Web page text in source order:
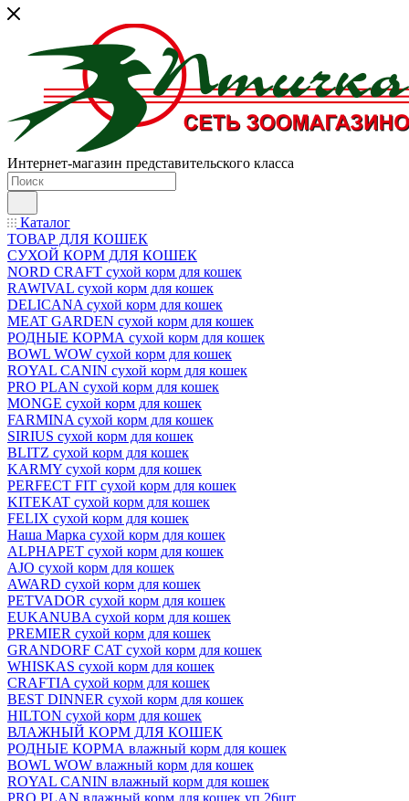
Интернет-магазин представительского класса
Каталог
ТОВАР ДЛЯ КОШЕК
СУХОЙ КОРМ ДЛЯ КОШЕК
NORD CRAFT сухой корм для кошек
RAWIVAL сухой корм для кошек
DELICANA сухой корм для кошек
MEAT GARDEN сухой корм для кошек
РОДНЫЕ КОРМА сухой корм для кошек
BOWL WOW сухой корм для кошек
ROYAL CANIN сухой корм для кошек
PRO PLAN сухой корм для кошек
MONGE сухой корм для кошек
FARMINA сухой корм для кошек
SIRIUS сухой корм для кошек
BLITZ сухой корм для кошек
KARMY сухой корм для кошек
PERFECT FIT сухой корм для кошек
KITEKAT сухой корм для кошек
FELIX сухой корм для кошек
Наша Марка сухой корм для кошек
ALPHAPET сухой корм для кошек
AJO сухой корм для кошек
AWARD сухой корм для кошек
PETVADOR сухой корм для кошек
EUKANUBA сухой корм для кошек
PREMIER сухой корм для кошек
GRANDORF CAT сухой корм для кошек
WHISKAS сухой корм для кошек
CRAFTIA сухой корм для кошек
BEST DINNER сухой корм для кошек
HILTON сухой корм для кошек
ВЛАЖНЫЙ КОРМ ДЛЯ КОШЕК
РОДНЫЕ КОРМА влажный корм для кошек
BOWL WOW влажный корм для кошек
ROYAL CANIN влажный корм для кошек
PRO PLAN влажный корм для кошек уп.26шт